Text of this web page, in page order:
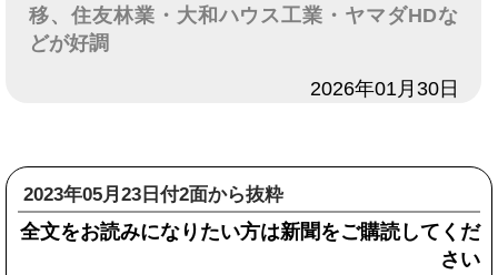
移、住友林業・大和ハウス工業・ヤマダHDな
どが好調
2026年01月30日
2023年05月23日付2面から抜粋
全文をお読みになりたい方は新聞をご購読してくだ
さい